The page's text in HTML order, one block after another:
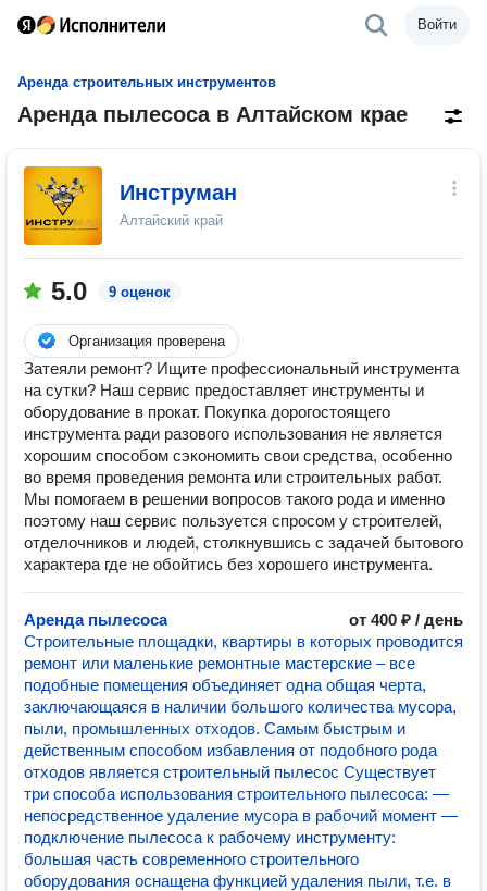
Войти
Аренда строительных инструментов
Аренда пылесоса в Алтайском крае
Инструман
Алтайский край
5.0 9 оценок
Организация проверена
Затеяли ремонт? Ищите профессиональный инструмента
на сутки? Наш сервис предоставляет инструменты и
оборудование в прокат. Покупка дорогостоящего
инструмента ради разового использования не является
хорошим способом сэкономить свои средства, особенно
во время проведения ремонта или строительных работ.
Мы помогаем в решении вопросов такого рода и именно
поэтому наш сервис пользуется спросом у строителей,
отделочников и людей, столкнувшись с задачей бытового
характера где не обойтись без хорошего инструмента.
Аренда пылесоса
от 400 ₽ / день
Строительные площадки, квартиры в которых проводится
ремонт или маленькие ремонтные мастерские – все
подобные помещения объединяет одна общая черта,
заключающаяся в наличии большого количества мусора,
пыли, промышленных отходов. Самым быстрым и
действенным способом избавления от подобного рода
отходов является строительный пылесос Существует
три способа использования строительного пылесоса: —
непосредственное удаление мусора в рабочий момент —
подключение пылесоса к рабочему инструменту:
большая часть современного строительного
оборудования оснащена функцией удаления пыли, т.е. в